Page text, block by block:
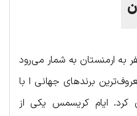
به ارمنستان به شمار می‌رود
برندهای جهانی ا با
کرد. ایام کریسمس یکی از